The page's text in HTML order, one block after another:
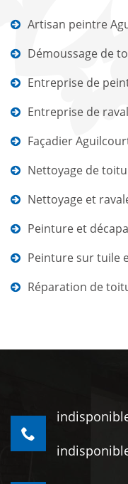
Artisan peintre
Démoussage de
Entreprise de
Entreprise de
Façadier
Nettoyage de
Nettoyage et
Peinture et
Peinture sur tuile
Réparation de